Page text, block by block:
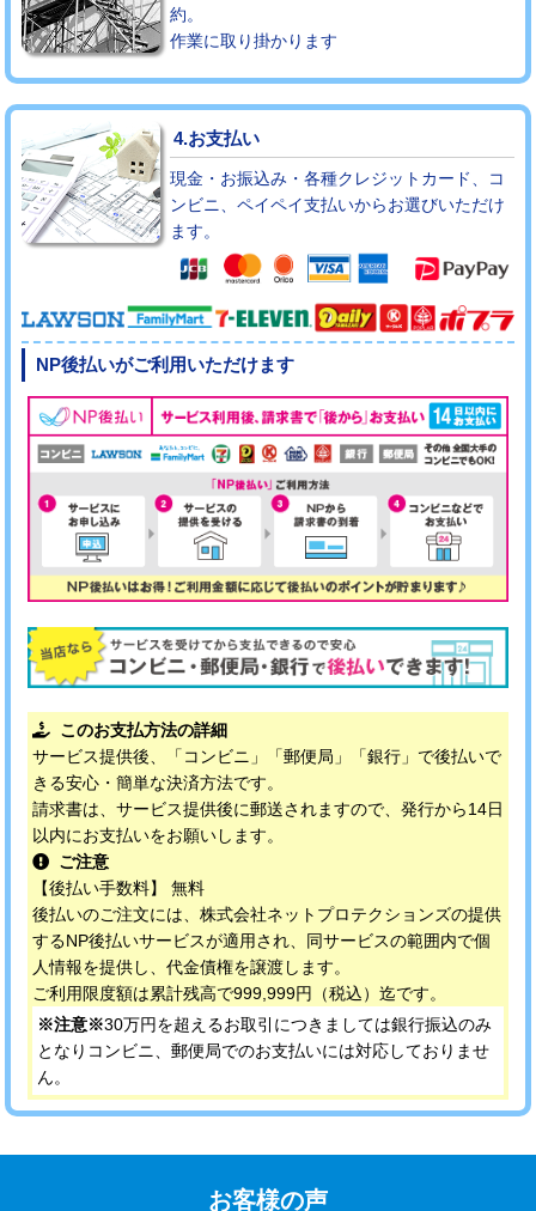
約。
作業に取り掛かります
4.お支払い
現金・お振込み・各種クレジットカード、コ
ンビニ、ペイペイ支払いからお選びいただけ
ます。
NP後払いがご利用いただけます
このお支払方法の詳細
サービス提供後、「コンビニ」「郵便局」「銀行」で後払いで
きる安心・簡単な決済方法です。
請求書は、サービス提供後に郵送されますので、発行から14日
以内にお支払いをお願いします。
ご注意
【後払い手数料】 無料
後払いのご注文には、株式会社ネットプロテクションズの提供
するNP後払いサービスが適用され、同サービスの範囲内で個
人情報を提供し、代金債権を譲渡します。
ご利用限度額は累計残高で999,999円（税込）迄です。
※注意※30万円を超えるお取引につきましては銀行振込のみ
となりコンビニ、郵便局でのお支払いには対応しておりませ
ん。
お客様の声